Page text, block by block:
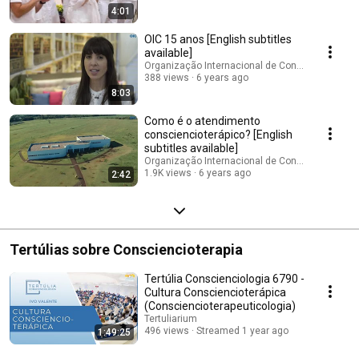
4:01
8:03
OIC 15 anos [English subtitles
available]
Organização Internacional de
388 views
6 years ago
2:42
Como é o atendimento
consciencioterápico? [English
subtitles available]
Organização Internacional de
1.9K views
6 years ago
Tertúlias sobre Consciencioterapia
1:49:25
Tertúlia Conscienciologia 6790 -
Cultura Consciencioterápica
(Consciencioterapeuticologia)
Tertuliarium
496 views
Streamed 1 year ago